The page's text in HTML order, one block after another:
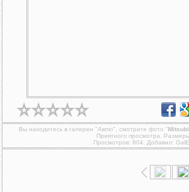
Вы находитесь в галереи "Авто", смотрите фото "
Приятного просмотра.
Просмотров: 804. Добавил: